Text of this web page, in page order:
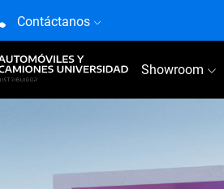
Contáctanos
Showroom